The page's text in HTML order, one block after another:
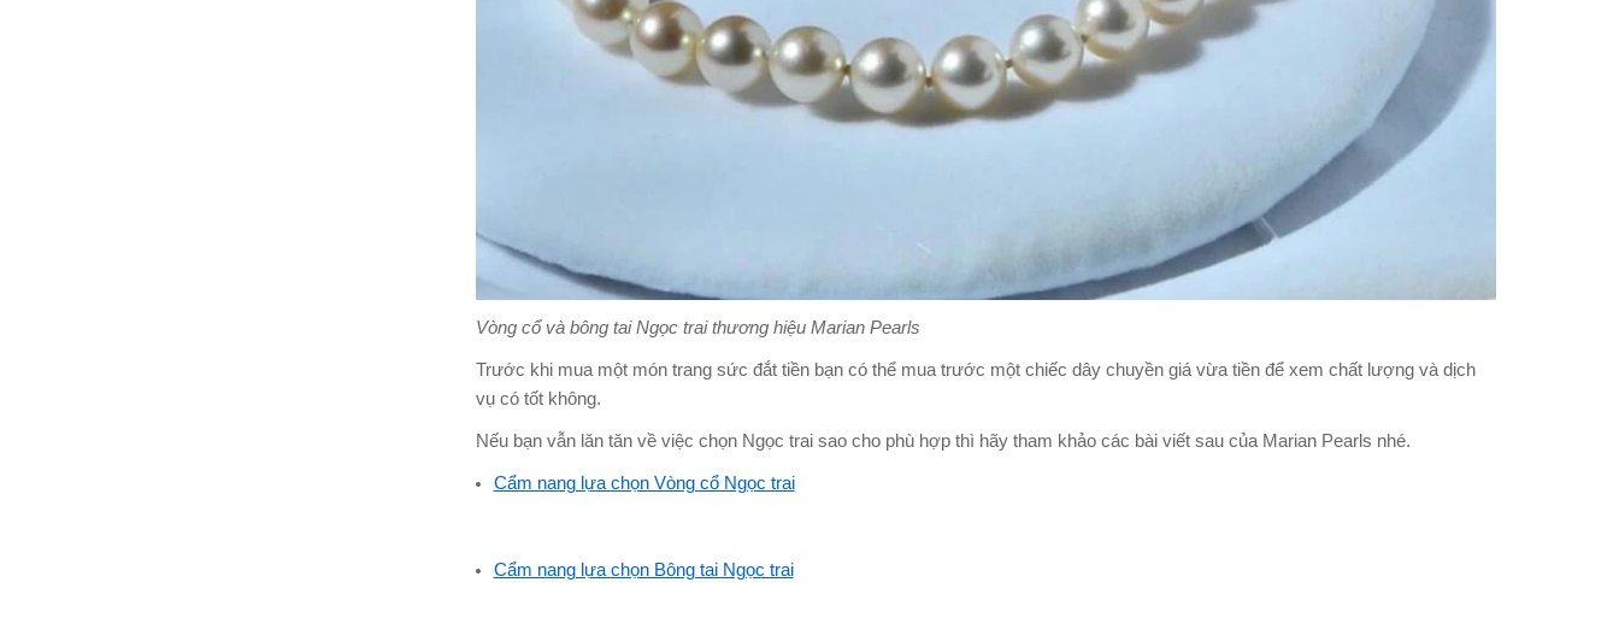
Vòng cổ và bông tai Ngọc trai thương hiệu Marian Pearls
Trước khi mua một món trang sức đắt tiền bạn có thể mua trước một chiếc dây chuyền giá vừa tiền để xem chất lượng và dịch
vụ có tốt không.
Nếu bạn vẫn lăn tăn về việc chọn Ngọc trai sao cho phù hợp thì hãy tham khảo các bài viết sau của Marian Pearls nhé.
Cẩm nang lựa chọn Vòng cổ Ngọc trai
Cẩm nang lựa chọn Bông tai Ngọc trai